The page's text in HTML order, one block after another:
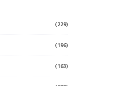
(229)
(196)
(163)